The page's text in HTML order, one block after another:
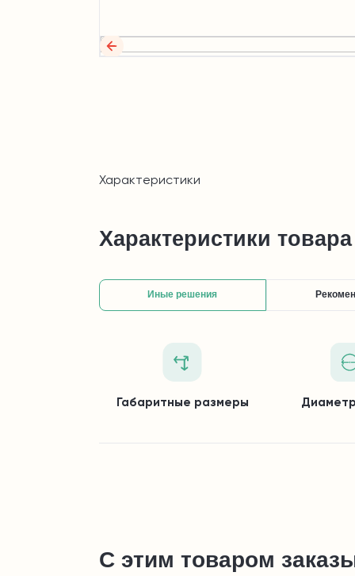
Характеристики
Характеристики товара
Иные решения
Габаритные размеры
С этим товаром